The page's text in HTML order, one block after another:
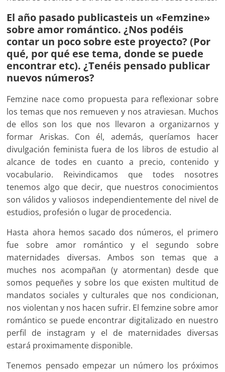
El año pasado publicasteis un «Femzine»
sobre amor romántico. ¿Nos podéis
contar un poco sobre este proyecto? (Por
qué, por qué ese tema, donde se puede
encontrar etc). ¿Tenéis pensado publicar
nuevos números?
Femzine nace como propuesta para reflexionar sobre
los temas que nos remueven y nos atraviesan. Muchos
de ellos son los que nos llevaron a organizarnos y
formar Ariskas. Con él, además, queríamos hacer
divulgación feminista fuera de los libros de estudio al
alcance de todes en cuanto a precio, contenido y
vocabulario. Reivindicamos que todes nosotres
tenemos algo que decir, que nuestros conocimientos
son válidos y valiosos independientemente del nivel de
estudios, profesión o lugar de procedencia.
Hasta ahora hemos sacado dos números, el primero
fue sobre amor romántico y el segundo sobre
maternidades diversas. Ambos son temas que a
muches nos acompañan (y atormentan) desde que
somos pequeñes y sobre los que existen multitud de
mandatos sociales y culturales que nos condicionan,
nos violentan y nos hacen sufrir. El femzine sobre amor
romántico se puede encontrar digitalizado en nuestro
perfil de instagram y el de maternidades diversas
estará proximamente disponible.
Tenemos pensado empezar un número los próximos